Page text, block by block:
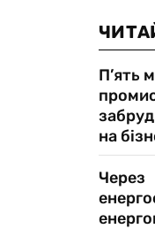
П’ять
на
Через